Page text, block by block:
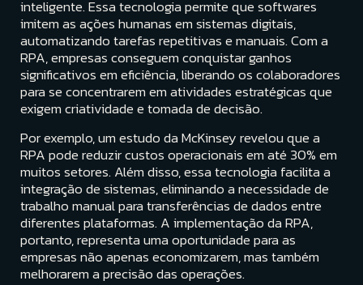
inteligente. Essa tecnologia permite que softwares
imitem as ações humanas em sistemas digitais,
automatizando tarefas repetitivas e manuais. Com a
RPA, empresas conseguem conquistar ganhos
significativos em eficiência, liberando os colaboradores
para se concentrarem em atividades estratégicas que
exigem criatividade e tomada de decisão.
Por exemplo, um estudo da McKinsey revelou que a
RPA pode reduzir custos operacionais em até 30% em
muitos setores. Além disso, essa tecnologia facilita a
integração de sistemas, eliminando a necessidade de
trabalho manual para transferências de dados entre
diferentes plataformas. A implementação da RPA,
portanto, representa uma oportunidade para as
empresas não apenas economizarem, mas também
melhorarem a precisão das operações.